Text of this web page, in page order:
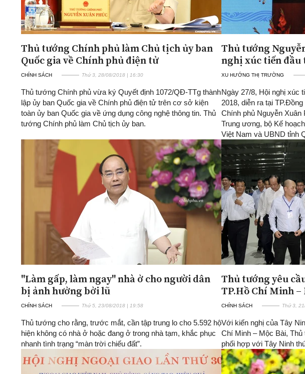
Thủ tướng Chính phủ làm Chủ tịch ủy ban
Quốc gia về Chính phủ điện tử
CHÍNH SÁCH Thứ 3, 28/08/2018 | 16:30
Thủ tướng Chính phủ vừa ký Quyết định 1072/QĐ-TTg thành
lập ủy ban Quốc gia về Chính phủ điện tử trên cơ sở kiện
toàn ủy ban Quốc gia về ứng dụng công nghệ thông tin. Thủ
tướng Chính phủ làm Chủ tịch ủy ban.
Thủ tướng
nghị xúc tiến đầu
XU HƯỚNG THỊ TRƯỜNG
Ngày 27/8, Hội nghị xúc
2018, diễn ra tại
Chính phủ Nguyễn Xuân
Trung ương, bộ Kế
Việt Nam và UBND tỉnh
"Làm gấp, làm ngay" nhà ở cho người dân
bị ảnh hưởng bởi lũ
CHÍNH SÁCH Thứ 5, 23/08/2018 | 19:58
Thủ tướng cho rằng, trước mắt, cần tập trung lo cho 5.592 hộ
hiện không có nhà ở hoặc đang ở trong nhà tạm, khắc phục
nhanh tình trạng “màn trời chiếu đất”.
Thủ tướng yêu
TP.Hồ Chí Minh –
CHÍNH SÁCH Thứ 3,
Với kiến nghị của Tây
Chí Minh – Mộc Bài,
phối hợp với Tây Ninh